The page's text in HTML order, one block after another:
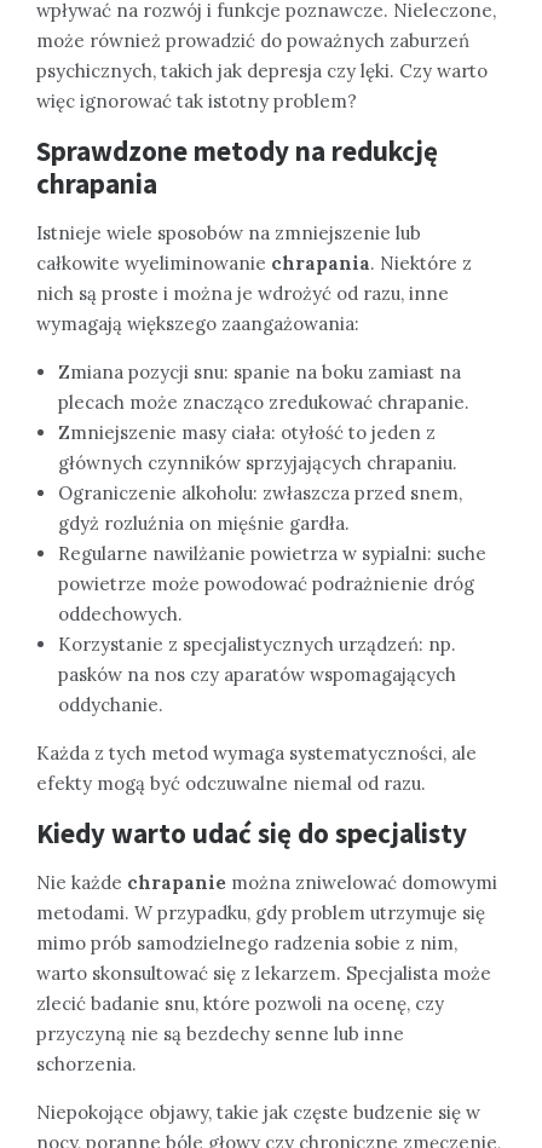
wpływać na rozwój i funkcje poznawcze. Nieleczone,
może również prowadzić do poważnych zaburzeń
psychicznych, takich jak depresja czy lęki. Czy warto
więc ignorować tak istotny problem?
Sprawdzone metody na redukcję
chrapania
Istnieje wiele sposobów na zmniejszenie lub
całkowite wyeliminowanie chrapania. Niektóre z
nich są proste i można je wdrożyć od razu, inne
wymagają większego zaangażowania:
Zmiana pozycji snu: spanie na boku zamiast na
plecach może znacząco zredukować chrapanie.
Zmniejszenie masy ciała: otyłość to jeden z
głównych czynników sprzyjających chrapaniu.
Ograniczenie alkoholu: zwłaszcza przed snem,
gdyż rozluźnia on mięśnie gardła.
Regularne nawilżanie powietrza w sypialni: suche
powietrze może powodować podrażnienie dróg
oddechowych.
Korzystanie z specjalistycznych urządzeń: np.
pasków na nos czy aparatów wspomagających
oddychanie.
Każda z tych metod wymaga systematyczności, ale
efekty mogą być odczuwalne niemal od razu.
Kiedy warto udać się do specjalisty
Nie każde chrapanie można zniwelować domowymi
metodami. W przypadku, gdy problem utrzymuje się
mimo prób samodzielnego radzenia sobie z nim,
warto skonsultować się z lekarzem. Specjalista może
zlecić badanie snu, które pozwoli na ocenę, czy
przyczyną nie są bezdechy senne lub inne
schorzenia.
Niepokojące objawy, takie jak częste budzenie się w
nocy, poranne bóle głowy czy chroniczne zmęczenie,